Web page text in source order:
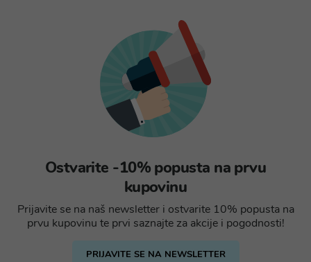
Ostvarite -10% popusta na prvu
kupovinu
Prijavite se na naš newsletter i ostvarite 10% popusta na
prvu kupovinu te prvi saznajte za akcije i pogodnosti!
PRIJAVITE SE NA NEWSLETTER